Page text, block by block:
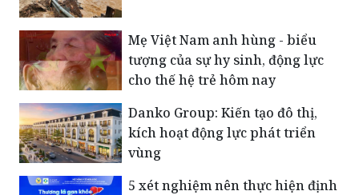
Mẹ Việt Nam anh hùng - biểu
tượng của sự hy sinh, động lực
cho thế hệ trẻ hôm nay
Danko Group: Kiến tạo đô thị,
kích hoạt động lực phát triển
vùng
5 xét nghiệm nên thực hiện định